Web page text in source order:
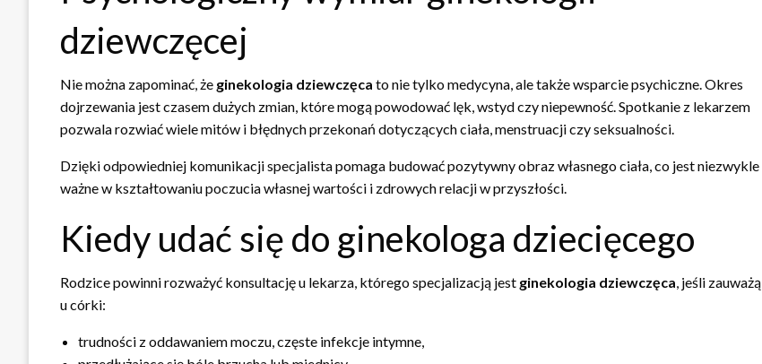
dziewczęcej
Nie można zapominać, że ginekologia dziewczęca to nie tylko medycyna, ale także wsparcie psychiczne. Okres
dojrzewania jest czasem dużych zmian, które mogą powodować lęk, wstyd czy niepewność. Spotkanie z lekarzem
pozwala rozwiać wiele mitów i błędnych przekonań dotyczących ciała, menstruacji czy seksualności.
Dzięki odpowiedniej komunikacji specjalista pomaga budować pozytywny obraz własnego ciała, co jest niezwykle
ważne w kształtowaniu poczucia własnej wartości i zdrowych relacji w przyszłości.
Kiedy udać się do ginekologa dziecięcego
Rodzice powinni rozważyć konsultację u lekarza, którego specjalizacją jest ginekologia dziewczęca, jeśli zauważą
u córki:
trudności z oddawaniem moczu, częste infekcje intymne,